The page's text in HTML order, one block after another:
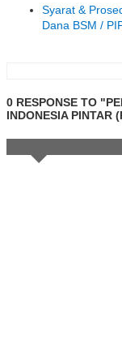
Syarat &
Dana BSM /
0 RESPONSE TO
INDONESIA PINTAR